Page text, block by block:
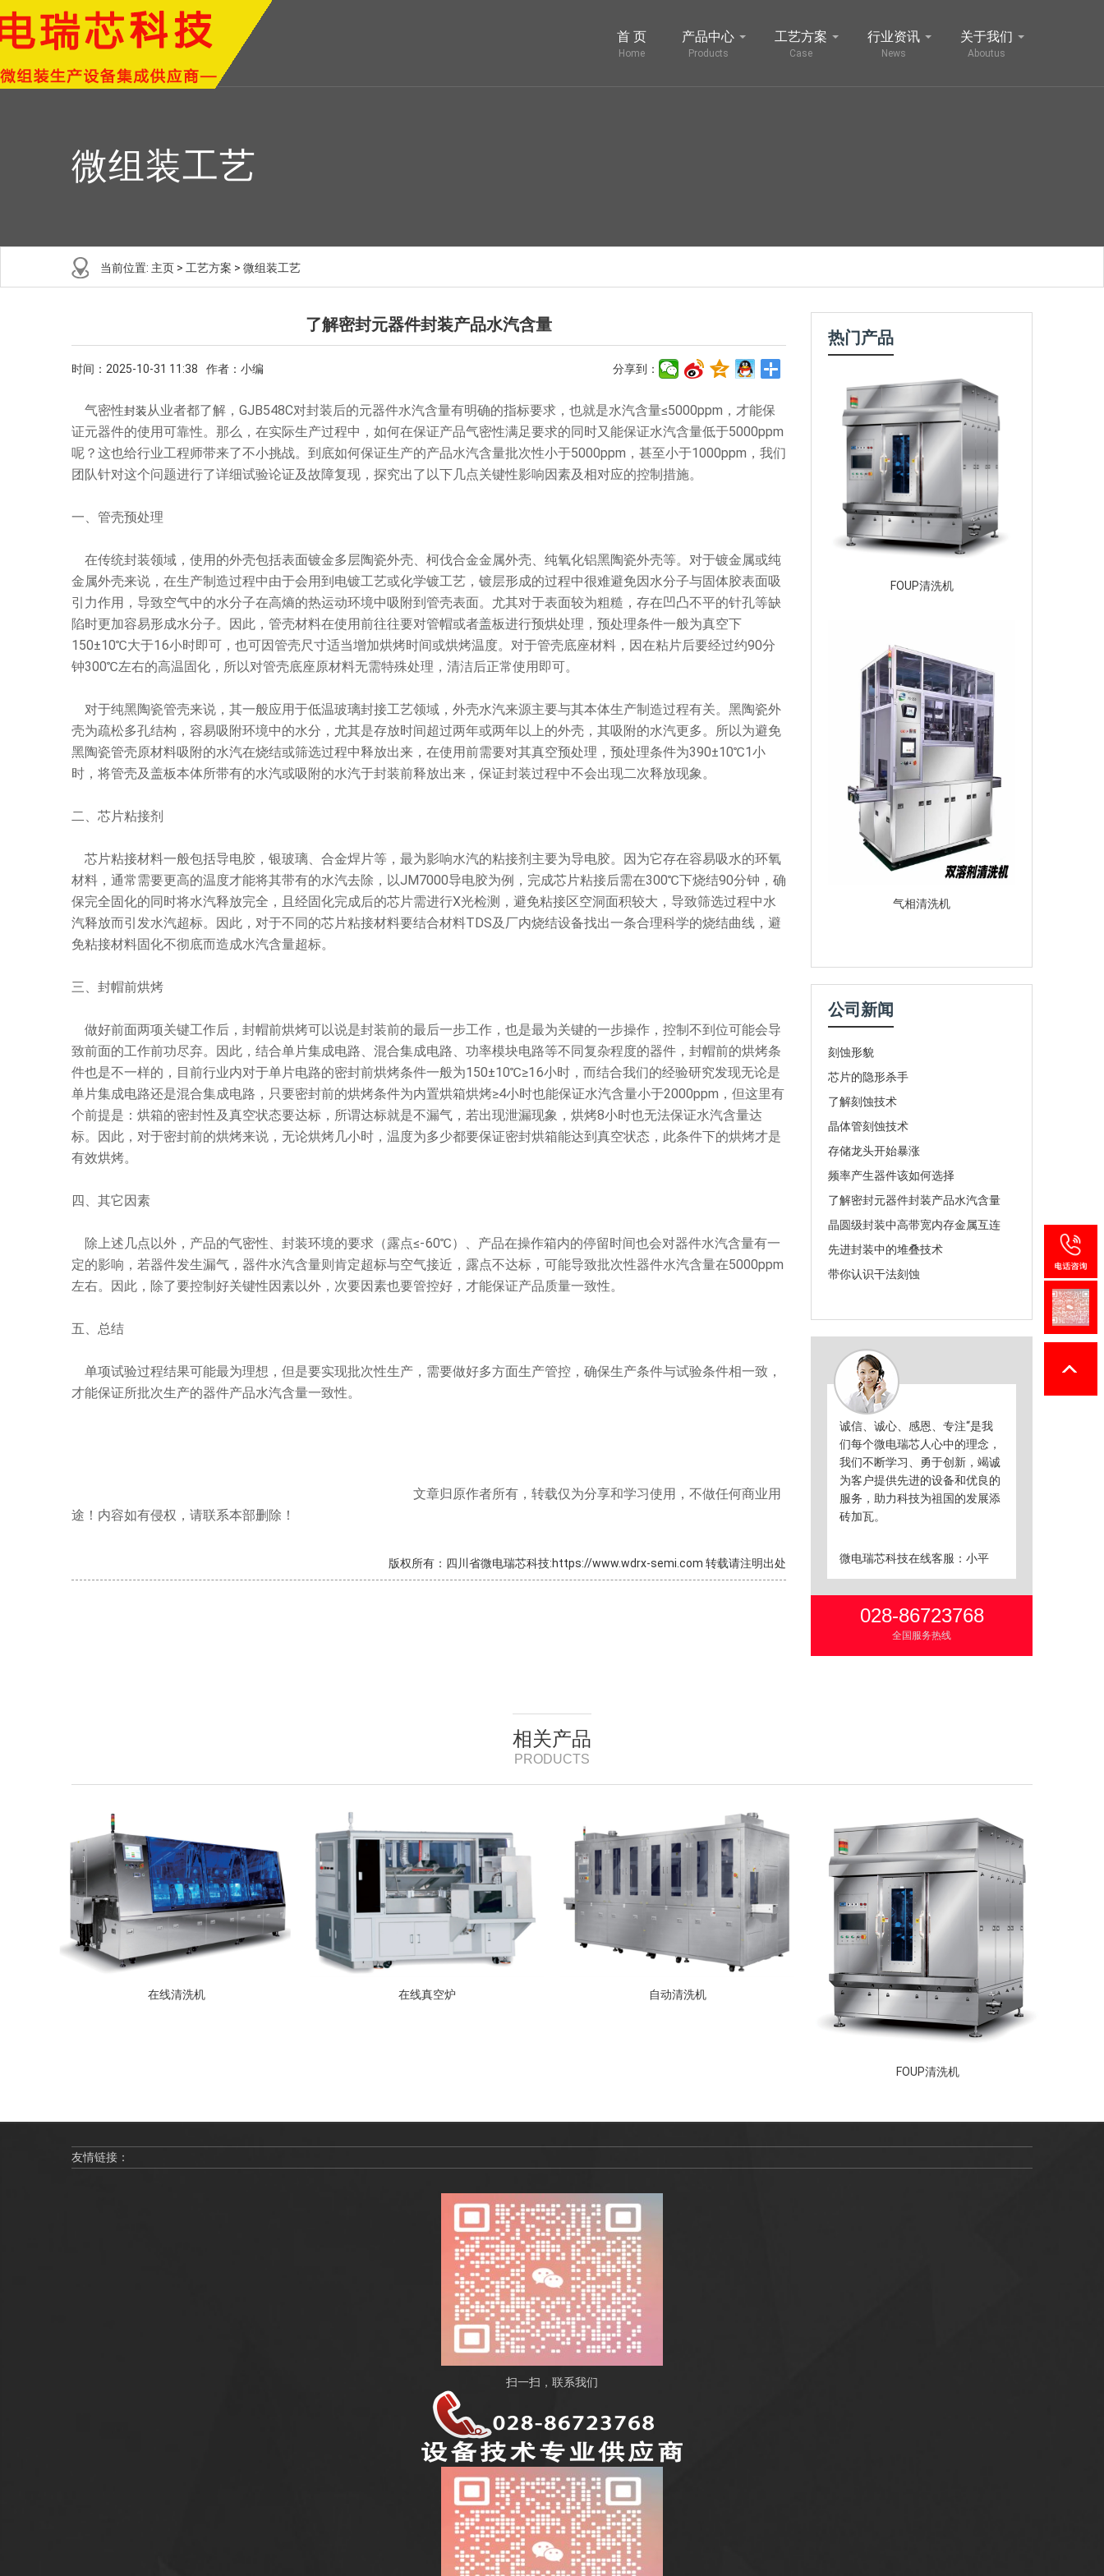
首 页
Home
产品中心
Products
工艺方案
Case
行业资讯
News
关于我们
Aboutus
微组装工艺
当前位置: 主页 > 工艺方案 > 微组装工艺
了解密封元器件封装产品水汽含量
时间：2025-10-31 11:38 作者：小编 分享到：
气密性封装从业者都了解，GJB548C对封装后的元器件水汽含量有明确的指标要求，也就是水汽含量≤5000ppm，才能保
证元器件的使用可靠性。那么，在实际生产过程中，如何在保证产品气密性满足要求的同时又能保证水汽含量低于5000ppm
呢？这也给行业工程师带来了不小挑战。到底如何保证生产的产品水汽含量批次性小于5000ppm，甚至小于1000ppm，我们
团队针对这个问题进行了详细试验论证及故障复现，探究出了以下几点关键性影响因素及相对应的控制措施。
一、管壳预处理
在传统封装领域，使用的外壳包括表面镀金多层陶瓷外壳、柯伐合金金属外壳、纯氧化铝黑陶瓷外壳等。对于镀金属或纯
金属外壳来说，在生产制造过程中由于会用到电镀工艺或化学镀工艺，镀层形成的过程中很难避免因水分子与固体胶表面吸
引力作用，导致空气中的水分子在高熵的热运动环境中吸附到管壳表面。尤其对于表面较为粗糙，存在凹凸不平的针孔等缺
陷时更加容易形成水分子。因此，管壳材料在使用前往往要对管帽或者盖板进行预烘处理，预处理条件一般为真空下
150±10℃大于16小时即可，也可因管壳尺寸适当增加烘烤时间或烘烤温度。对于管壳底座材料，因在粘片后要经过约90分
钟300℃左右的高温固化，所以对管壳底座原材料无需特殊处理，清洁后正常使用即可。
对于纯黑陶瓷管壳来说，其一般应用于低温玻璃封接工艺领域，外壳水汽来源主要与其本体生产制造过程有关。黑陶瓷外
壳为疏松多孔结构，容易吸附环境中的水分，尤其是存放时间超过两年或两年以上的外壳，其吸附的水汽更多。所以为避免
黑陶瓷管壳原材料吸附的水汽在烧结或筛选过程中释放出来，在使用前需要对其真空预处理，预处理条件为390±10℃1小
时，将管壳及盖板本体所带有的水汽或吸附的水汽于封装前释放出来，保证封装过程中不会出现二次释放现象。
二、芯片粘接剂
芯片粘接材料一般包括导电胶，银玻璃、合金焊片等，最为影响水汽的粘接剂主要为导电胶。因为它存在容易吸水的环氧
材料，通常需要更高的温度才能将其带有的水汽去除，以JM7000导电胶为例，完成芯片粘接后需在300℃下烧结90分钟，确
保完全固化的同时将水汽释放完全，且经固化完成后的芯片需进行X光检测，避免粘接区空洞面积较大，导致筛选过程中水
汽释放而引发水汽超标。因此，对于不同的芯片粘接材料要结合材料TDS及厂内烧结设备找出一条合理科学的烧结曲线，避
免粘接材料固化不彻底而造成水汽含量超标。
三、封帽前烘烤
做好前面两项关键工作后，封帽前烘烤可以说是封装前的最后一步工作，也是最为关键的一步操作，控制不到位可能会导
致前面的工作前功尽弃。因此，结合单片集成电路、混合集成电路、功率模块电路等不同复杂程度的器件，封帽前的烘烤条
件也是不一样的，目前行业内对于单片电路的密封前烘烤条件一般为150±10℃≥16小时，而结合我们的经验研究发现无论是
单片集成电路还是混合集成电路，只要密封前的烘烤条件为内置烘箱烘烤≥4小时也能保证水汽含量小于2000ppm，但这里有
个前提是：烘箱的密封性及真空状态要达标，所谓达标就是不漏气，若出现泄漏现象，烘烤8小时也无法保证水汽含量达
标。因此，对于密封前的烘烤来说，无论烘烤几小时，温度为多少都要保证密封烘箱能达到真空状态，此条件下的烘烤才是
有效烘烤。
四、其它因素
除上述几点以外，产品的气密性、封装环境的要求（露点≤-60℃）、产品在操作箱内的停留时间也会对器件水汽含量有一
定的影响，若器件发生漏气，器件水汽含量则肯定超标与空气接近，露点不达标，可能导致批次性器件水汽含量在5000ppm
左右。因此，除了要控制好关键性因素以外，次要因素也要管控好，才能保证产品质量一致性。
五、总结
单项试验过程结果可能最为理想，但是要实现批次性生产，需要做好多方面生产管控，确保生产条件与试验条件相一致，
才能保证所批次生产的器件产品水汽含量一致性。
文章归原作者所有，转载仅为分享和学习使用，不做任何商业用
途！内容如有侵权，请联系本部删除！
版权所有：四川省微电瑞芯科技:https://www.wdrx-semi.com 转载请注明出处
热门产品
FOUP清洗机
气相清洗机
公司新闻
刻蚀形貌
芯片的隐形杀手
了解刻蚀技术
晶体管刻蚀技术
存储龙头开始暴涨
频率产生器件该如何选择
了解密封元器件封装产品水汽含量
晶圆级封装中高带宽内存金属互连
先进封装中的堆叠技术
带你认识干法刻蚀
诚信、诚心、感恩、专注“是我
们每个微电瑞芯人心中的理念，
我们不断学习、勇于创新，竭诚
为客户提供先进的设备和优良的
服务，助力科技为祖国的发展添
砖加瓦。
微电瑞芯科技在线客服：小平
028-86723768
全国服务热线
相关产品
PRODUCTS
在线清洗机 在线真空炉 自动清洗机
FOUP清洗机
友情链接：
扫一扫，联系我们